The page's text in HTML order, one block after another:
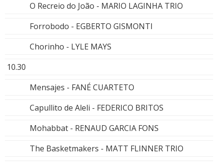
O Recreio do João - MARIO LAGINHA TRIO
Forrobodo - EGBERTO GISMONTI
Chorinho - LYLE MAYS
10.30
Mensajes - FANÉ CUARTETO
Capullito de Aleli - FEDERICO BRITOS
Mohabbat - RENAUD GARCIA FONS
The Basketmakers - MATT FLINNER TRIO